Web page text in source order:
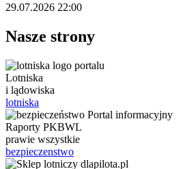
29.07.2026 22:00
Nasze strony
Lotniska
i lądowiska
lotniska
Raporty PKBWL
prawie wszystkie
bezpieczenstwo